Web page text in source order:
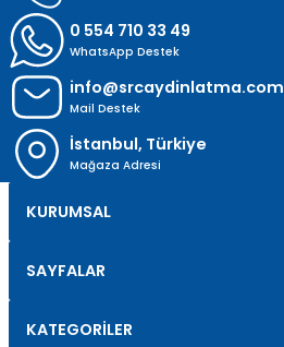
0 554 710 33 49
WhatsApp Destek
info@srcaydinlatma.com
Mail Destek
İstanbul, Türkiye
Mağaza Adresi
KURUMSAL
SAYFALAR
KATEGORİLER